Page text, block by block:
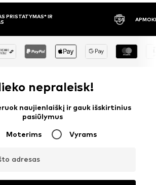
PRISTAČIUS 30
nepraleisk!
naujienlaiškį ir gauk išskirtinius
pasiūlymus
Moterims Vyrams
adresas